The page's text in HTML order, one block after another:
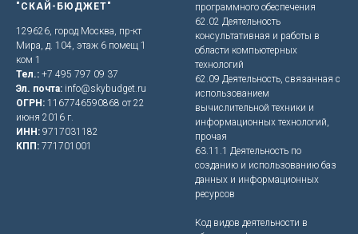
"СКАЙ-БЮДЖЕТ"
129626, город Москва, пр-кт
Мира, д. 104, этаж 6 помещ 1
ком 1
Тел.: +7 495 797 09 37
Эл. почта: info@skybudget.ru
ОГРН: 1167746590868 от 22
июня 2016 г.
ИНН: 9717031182
КПП: 771701001
программного обеспечения
62.02 Деятельность
консультативная и работы в
области компьютерных
технологий
62.09 Деятельность, связанная с
использованием
вычислительной техники и
информационных технологий,
прочая
63.11.1 Деятельность по
созданию и использованию баз
данных и информационных
ресурсов
Код видов деятельности в